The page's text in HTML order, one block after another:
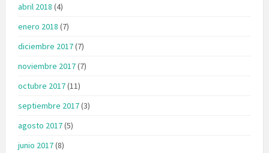
abril 2018 (4)
enero 2018 (7)
diciembre 2017(7)
noviembre 2017(7)
octubre 2017(11)
septiembre 2017(3)
agosto 2017(5)
junio 2017(8)